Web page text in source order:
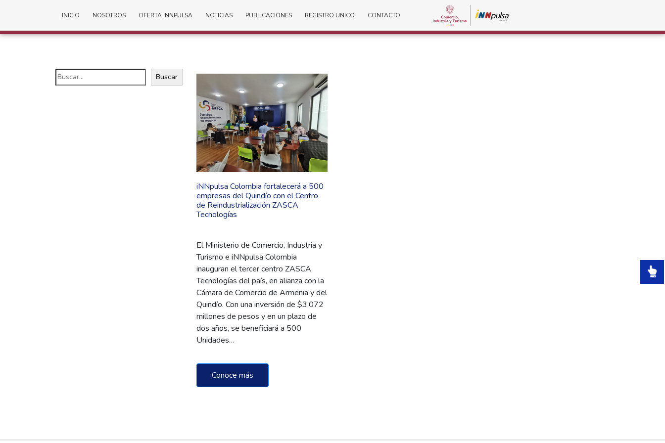
INICIO NOSOTROS OFERTA INNPULSA NOTICIAS PUBLICACIONES REGISTRO UNICO CONTACTO
Buscar
iNNpulsa Colombia fortalecerá a 500
empresas del Quindío con el Centro
de Reindustrialización ZASCA
Tecnologías
El Ministerio de Comercio, Industria y
Turismo e iNNpulsa Colombia
inauguran el tercer centro ZASCA
Tecnologías del país, en alianza con la
Cámara de Comercio de Armenia y del
Quindío. Con una inversión de $3.072
millones de pesos y en un plazo de
dos años, se beneficiará a 500
Unidades…
Conoce más